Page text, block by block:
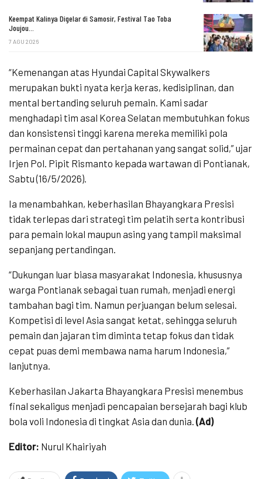
Keempat Kalinya Digelar di Samosir, Festival Tao Toba
Joujou…
7 AGU 2026
“Kemenangan atas Hyundai Capital Skywalkers
merupakan bukti nyata kerja keras, kedisiplinan, dan
mental bertanding seluruh pemain. Kami sadar
menghadapi tim asal Korea Selatan membutuhkan fokus
dan konsistensi tinggi karena mereka memiliki pola
permainan cepat dan pertahanan yang sangat solid,” ujar
Irjen Pol. Pipit Rismanto kepada wartawan di Pontianak,
Sabtu (16/5/2026).
Ia menambahkan, keberhasilan Bhayangkara Presisi
tidak terlepas dari strategi tim pelatih serta kontribusi
para pemain lokal maupun asing yang tampil maksimal
sepanjang pertandingan.
“Dukungan luar biasa masyarakat Indonesia, khususnya
warga Pontianak sebagai tuan rumah, menjadi energi
tambahan bagi tim. Namun perjuangan belum selesai.
Kompetisi di level Asia sangat ketat, sehingga seluruh
pemain dan jajaran tim diminta tetap fokus dan tidak
cepat puas demi membawa nama harum Indonesia,”
lanjutnya.
Keberhasilan Jakarta Bhayangkara Presisi menembus
final sekaligus menjadi pencapaian bersejarah bagi klub
bola voli Indonesia di tingkat Asia dan dunia. (Ad)
Editor: Nurul Khairiyah